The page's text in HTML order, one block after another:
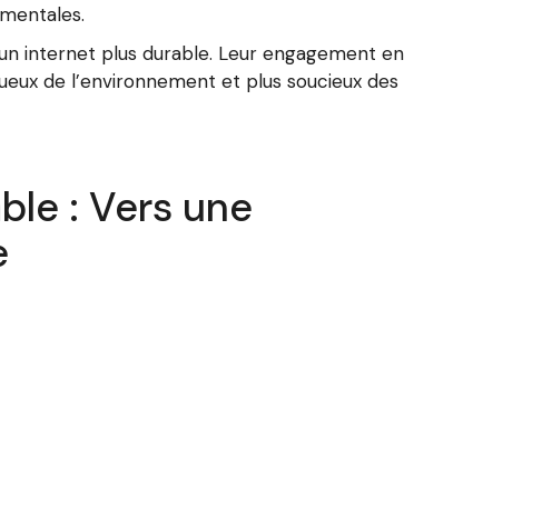
internet plus durable. Leur engagement en
de l’environnement et plus soucieux des
: Vers une